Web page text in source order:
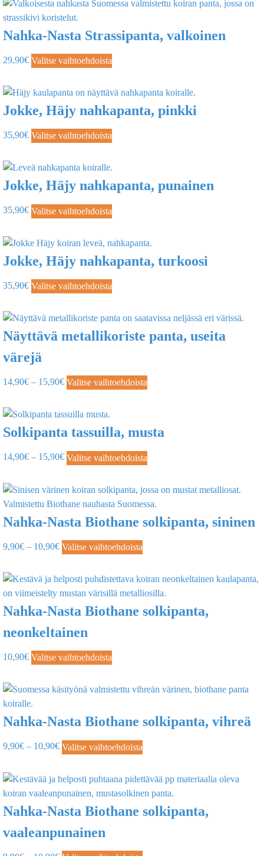
Nahka-Nasta Strassipanta, valkoinen
29,90€ Valitse vaihtoehdoista
Jokke, Häjy nahkapanta, pinkki
35,90€ Valitse vaihtoehdoista
Jokke, Häjy nahkapanta, punainen
35,90€ Valitse vaihtoehdoista
Jokke, Häjy nahkapanta, turkoosi
35,90€ Valitse vaihtoehdoista
Näyttävä metallikoriste panta, useita
värejä
14,90€ – 15,90€ Valitse vaihtoehdoista
Solkipanta tassuilla, musta
14,90€ – 15,90€ Valitse vaihtoehdoista
Nahka-Nasta Biothane solkipanta, sininen
9,90€ – 10,90€ Valitse vaihtoehdoista
Nahka-Nasta Biothane solkipanta,
neonkeltainen
10,90€ Valitse vaihtoehdoista
Nahka-Nasta Biothane solkipanta, vihreä
9,90€ – 10,90€ Valitse vaihtoehdoista
Nahka-Nasta Biothane solkipanta,
vaaleanpunainen